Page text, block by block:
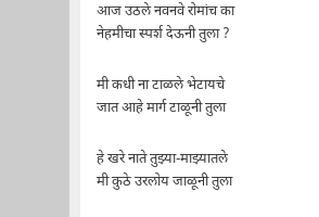
आज उठले नवनवे रोमांच का
नेहमीचा स्पर्श देऊनी तुला ?
मी कधी ना टाळले भेटायचे
जात आहे मार्ग टाळूनी तुला
हे खरे नाते तुझ्या-माझ्यातले
मी कुठे उरलोय जाळूनी तुला